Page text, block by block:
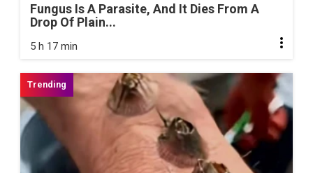
Fungus Is A Parasite, And It Dies From A
Drop Of Plain...
5 h 17 min